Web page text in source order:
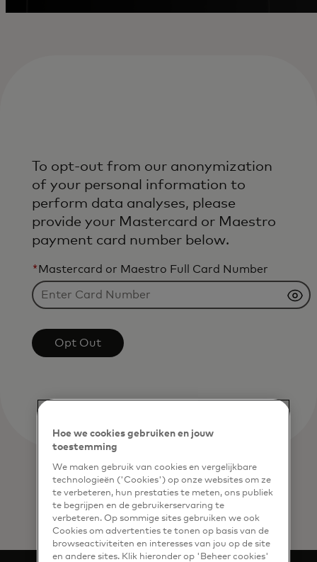
To opt-out from our anonymization
of your personal information to
perform data analyses, please
provide your Mastercard or Maestro
payment card number below.
* Mastercard or Maestro Full Card Number
Opt Out
Hoe we cookies gebruiken en jouw
toestemming
We maken gebruik van cookies en vergelijkbare
technologieën ('Cookies') op onze websites om ze
te verbeteren, hun prestaties te meten, ons publiek
te begrijpen en de gebruikerservaring te
verbeteren. Op sommige sites gebruiken we ook
Cookies om advertenties te tonen op basis van de
browseactiviteiten en interesses van jou op de site
en andere sites. Klik hieronder op 'Beheer cookies'